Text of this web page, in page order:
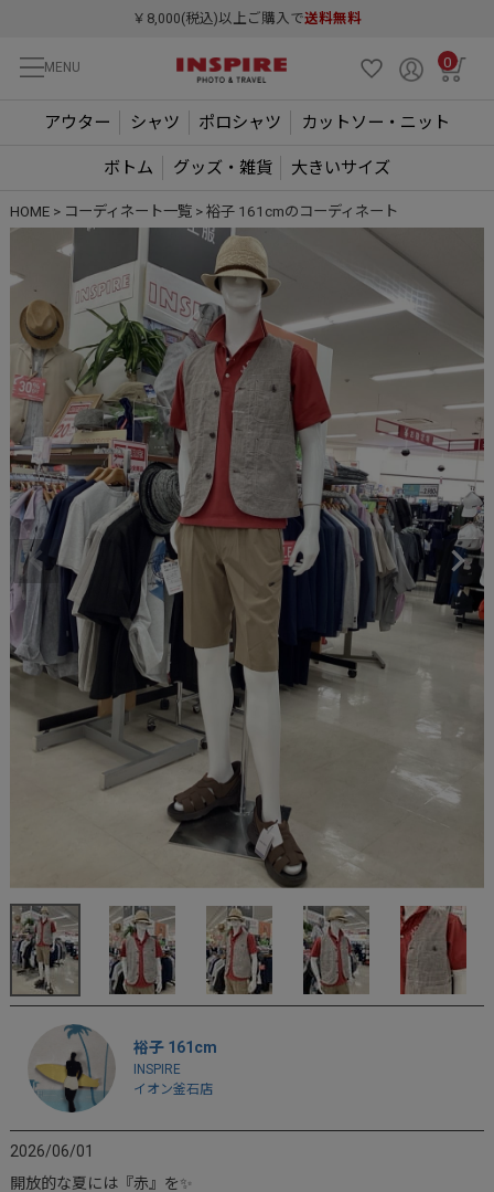
￥8,000(税込)以上ご購入で送料無料
MENU 0
アウター シャツ ポロシャツ カットソー・ニット
ボトム グッズ・雑貨 大きいサイズ
HOME コーディネート一覧 裕子 161cmのコーディネート
裕子 161cm
INSPIRE
イオン釜石店
2026/06/01
開放的な夏には『赤』を✨